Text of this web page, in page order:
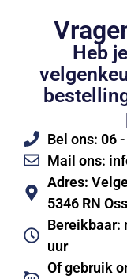
Heb
Bel ons: 06
Mail ons:
Adres:
5346 RN Oss
Bereikbaar:
uur
Of gebruik